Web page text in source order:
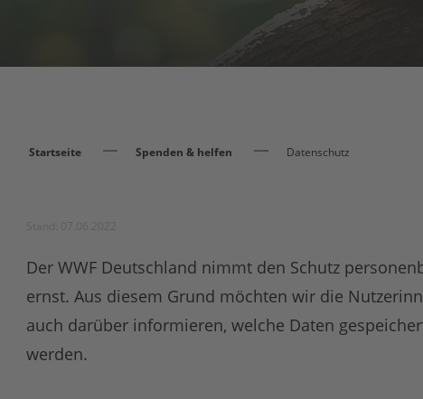
Startseite Spenden & helfen Datenschutz
Der WWF Deutschland nimmt den Schutz
ernst. Aus diesem Grund möchten wir die
auch darüber informieren, welche Daten
werden.